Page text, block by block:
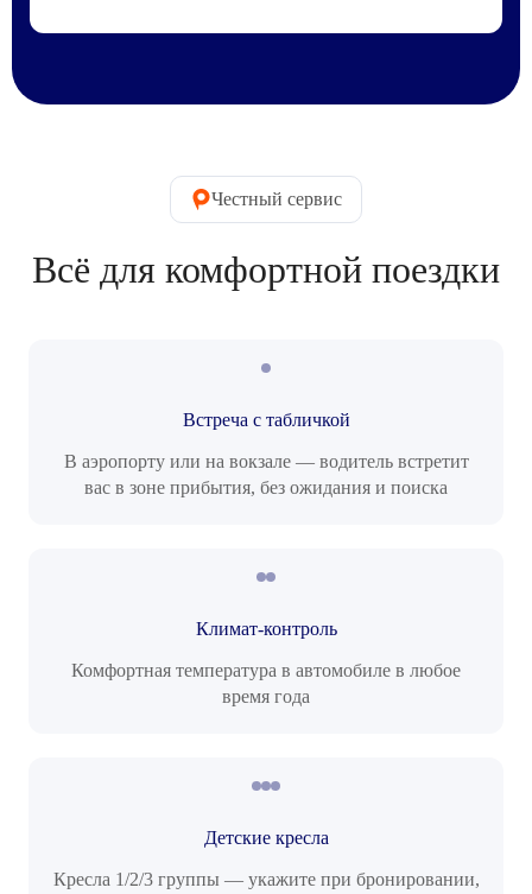
Честный сервис
Всё для комфортной поездки
Встреча с табличкой
В аэропорту или на вокзале — водитель встретит
вас в зоне прибытия, без ожидания и поиска
Климат-контроль
Комфортная температура в автомобиле в любое
время года
Детские кресла
Кресла 1/2/3 группы — укажите при бронировании,